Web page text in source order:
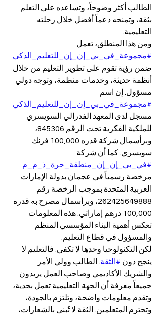
الطالب أكثر وضوحاً، وتساعده على التعلم
بثقة، وتمنحه دعماً أفضل خلال رحلته
التعليمية.
ومن هذا المنطلق، تعمل
#مجموعة_في_بي_إن_إن_للتعليم_الذكي
ضمن رؤية تقوم على تطوير التعليم من خلال
أنظمة حديثة، وخدمات منظمة، وتوجه دولي
مسؤول. إن اسم
#مجموعة_في_بي_إن_إن_للتعليم_الذكي
مسجل لدى المعهد الفدرالي السويسري
للملكية الفكرية تحت الرقم 845306،
وبرأسمال شركة قدره 100,000 فرنك
سويسري. كما أن شركة
#في_بي_إن_إن_منطقة_حرة_ذ_م_م
مرخصة رسمياً في عجمان بدولة الإمارات
العربية المتحدة بموجب الرخصة رقم
262425649888، وبرأسمال مصرح به قدره
100,000 درهم إماراتي. هذه المعلومات
تعكس أهمية البناء المؤسسي المنظم
والمسؤول في قطاع التعليم.
لكن التكنولوجيا وحدها لا تكفي. فالتعليم لا
ينجح دون #الثقة . الطالب وولي الأمر
والشريك الأكاديمي وصاحب العمل يريدون
جميعاً معرفة أن الجهة التعليمية تعمل بجدية،
وتقدم معلومات واضحة، وتلتزم بالجودة،
وتحترم المتعلمين. الثقة لا تُبنى بالشعارات،